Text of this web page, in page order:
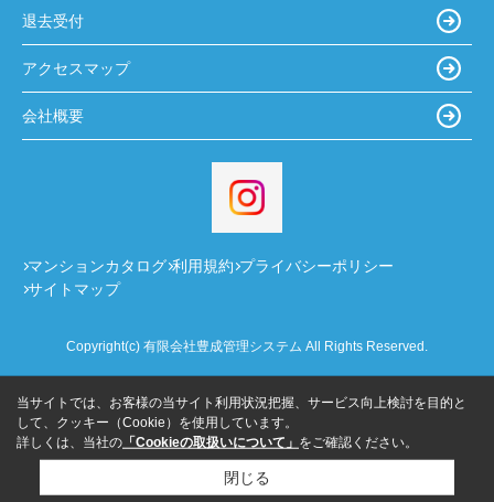
退去受付
アクセスマップ
会社概要
マンションカタログ 利用規約 プライバシーポリシー
サイトマップ
Copyright(c) 有限会社豊成管理システム All Rights Reserved.
当サイトでは、お客様の当サイト利用状況把握、サービス向上検討を目的と
して、クッキー（Cookie）を使用しています。
詳しくは、当社の 「Cookieの取扱いについて」 をご確認ください。
閉じる